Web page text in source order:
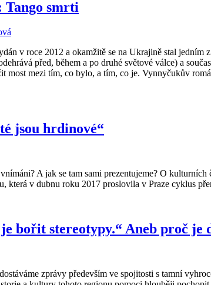
smrti
v roce 2012 a okamžitě se na Ukrajině stal
před, během a po druhé světové válce) a
most mezi tím, co bylo, a tím, co je. Vynnyčukův
jsou hrdinové“
A jak se tam sami prezentujeme? O
která v dubnu roku 2017 proslovila v Praze cyklus
bořit stereotypy.“ Aneb proč
zprávy především ve spojitosti s tamní